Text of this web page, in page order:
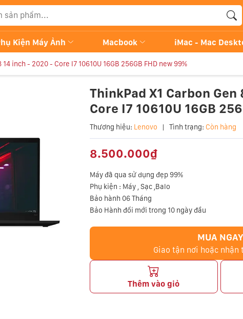
Kiện Máy Ảnh Macbook iMac - Mac
inch - 2020 - Core I7 10610U 16GB 256GB FHD new 99%
ThinkPad X1 Carbon
Core I7 10610U 16GB
Thương hiệu: Lenovo | Tình trạng: Còn hàng
8.500.000₫
Máy đã qua sử dụng đẹp 99%
Phụ kiện : Máy , Sạc ,Balo
Bảo hành 06 Tháng
Bảo Hành đổi mới trong 10 ngày đầu
MUA NGAY
Giao tận nơi hoặc nhận
Thêm vào giỏ